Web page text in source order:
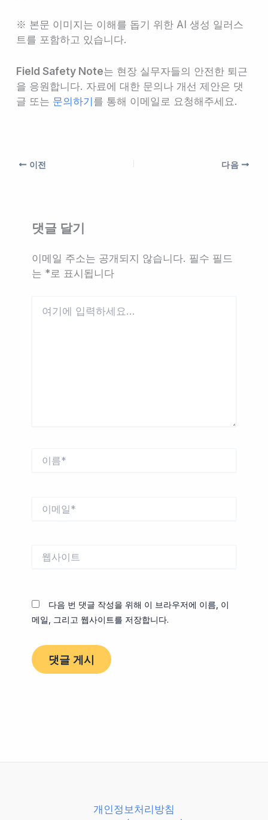
※ 본문 이미지는 이해를 돕기 위한 AI 생성 일러스
트를 포함하고 있습니다.
Field Safety Note는 현장 실무자들의 안전한 퇴근
을 응원합니다. 자료에 대한 문의나 개선 제안은 댓
글 또는 문의하기를 통해 이메일로 요청해주세요.
이전 다음
댓글 달기
이메일 주소는 공개되지 않습니다. 필수 필드
는 *로 표시됩니다
다음 번 댓글 작성을 위해 이 브라우저에 이름, 이
메일, 그리고 웹사이트를 저장합니다.
개인정보처리방침